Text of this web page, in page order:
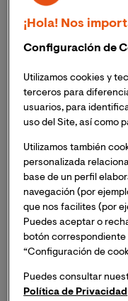
El estudio busca
y el estrés e
Los resultados
afectado es el de
en pisos pequeños.
ElDr. Vicente
Enfermería y
Salud de VIU, es el
la revista
impacto que la
la salud mental de
investigación ha
Breslavia (Polonia),
¡Hola! Nos
Configuración de
Utilizamos cookies y
terceros para
usuarios, para
uso del Site, así como
Utilizamos también
personalizada
base de un perfil
navegación (por
que nos facilites (por
Puedes aceptar o
botón
“Configuración de
Puedes consultar
Política de Privacidad